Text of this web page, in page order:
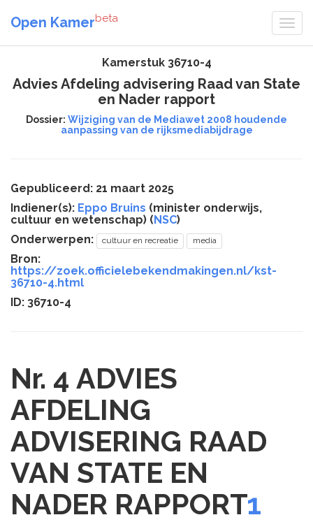
Open Kamerbeta
Kamerstuk 36710-4
Advies Afdeling advisering Raad van State
en Nader rapport
Dossier: Wijziging van de Mediawet 2008 houdende
aanpassing van de rijksmediabijdrage
Gepubliceerd: 21 maart 2025
Indiener(s): Eppo Bruins (minister onderwijs,
cultuur en wetenschap) (NSC)
Onderwerpen:
cultuur en recreatie media
Bron:
https://zoek.officielebekendmakingen.nl/kst-
36710-4.html
ID: 36710-4
Nr. 4 ADVIES
AFDELING
ADVISERING RAAD
VAN STATE EN
NADER RAPPORT1